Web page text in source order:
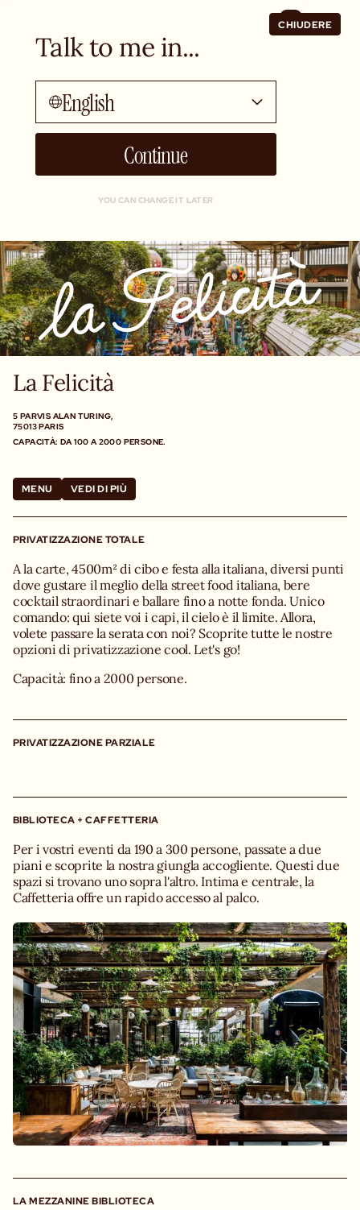
Talk to me in...
English
Continue
YOU CAN CHANGE IT LATER
CHIUDERE
La Felicità
5 PARVIS ALAN TURING,
75013 PARIS
CAPACITÀ: DA 100 A 2000 PERSONE.
MENU VEDI DI PIÙ
PRIVATIZZAZIONE TOTALE
A la carte, 4500m² di cibo e festa alla italiana, diversi punti
dove gustare il meglio della street food italiana, bere
cocktail straordinari e ballare fino a notte fonda. Unico
comando: qui siete voi i capi, il cielo è il limite. Allora,
volete passare la serata con noi? Scoprite tutte le nostre
opzioni di privatizzazione cool. Let's go!
Capacità: fino a 2000 persone.
PRIVATIZZAZIONE PARZIALE
BIBLIOTECA + CAFFETTERIA
Per i vostri eventi da 190 a 300 persone, passate a due
piani e scoprite la nostra giungla accogliente. Questi due
spazi si trovano uno sopra l'altro. Intima e centrale, la
Caffetteria offre un rapido accesso al palco.
LA MEZZANINE BIBLIOTECA